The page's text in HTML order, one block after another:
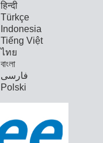
हिन्दी
Türkçe
Indonesia
Tiếng Việt
ไทย
বাংলা
فارسی
Polski